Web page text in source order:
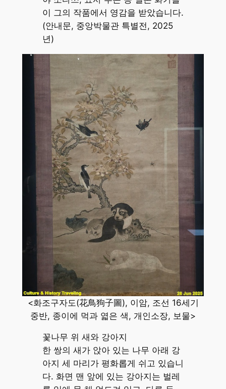
이 그의 작품에서 영감을 받았습니다.
(안내문, 중앙박물관 특별전, 2025
년)
<화조구자도(花鳥狗子圖), 이암, 조선 16세기
중반, 종이에 먹과 엷은 색, 개인소장, 보물>
꽃나무 위 새와 강아지
한 쌍의 새가 앉아 있는 나무 아래 강
아지 세 마리가 평화롭게 쉬고 있습니
다. 화면 맨 앞에 있는 강아지는 벌레